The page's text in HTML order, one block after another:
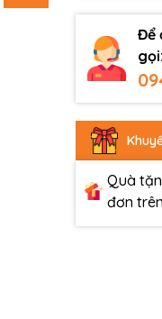
Để
gọi:
Quà
đơn